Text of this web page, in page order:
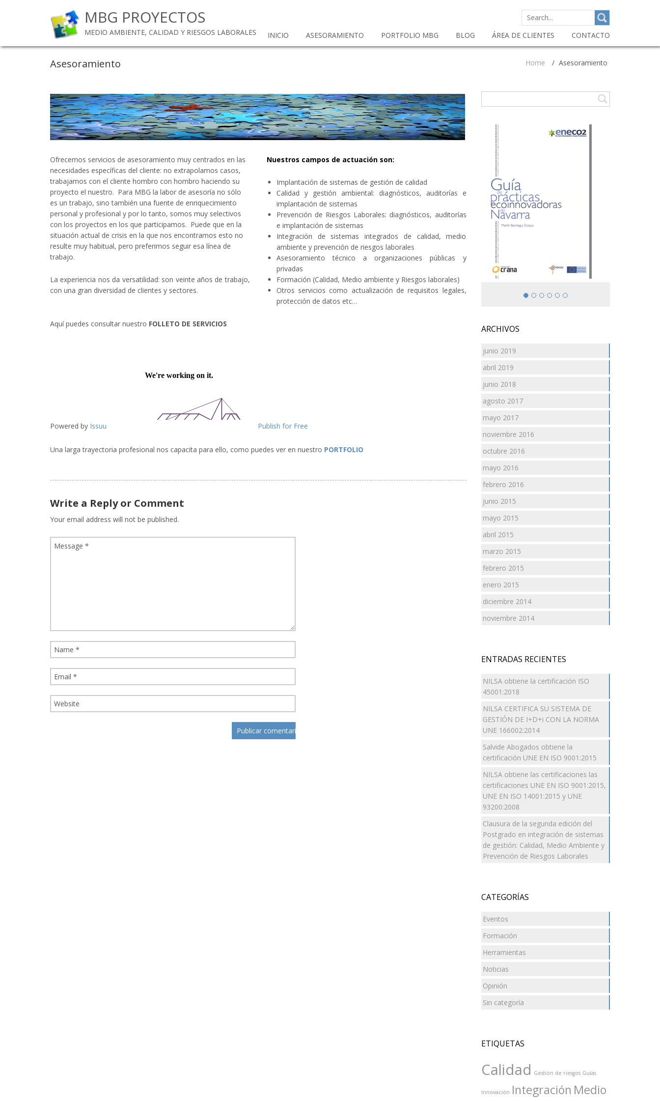
MBG PROYECTOS
MEDIO AMBIENTE, CALIDAD Y RIESGOS LABORALES
SEARCH
FOR:
INICIO
ASESORAMIENTO PORTFOLIO MBG BLOG ÁREA DE CLIENTES CONTACTO
Asesoramiento Home / Asesoramiento
Ofrecemos servicios de asesoramiento muy centrados en las
necesidades específicas del cliente: no extrapolamos casos,
trabajamos con el cliente hombro con hombro haciendo su
proyecto el nuestro. Para MBG la labor de asesoría no sólo
es un trabajo, sino también una fuente de enriquecimiento
personal y profesional y por lo tanto, somos muy selectivos
con los proyectos en los que participamos. Puede que en la
situación actual de crisis en la que nos encontramos esto no
resulte muy habitual, pero preferimos seguir esa línea de
trabajo.
La experiencia nos da versatilidad: son veinte años de trabajo,
con una gran diversidad de clientes y sectores.
Nuestros campos de actuación son:
Implantación de sistemas de gestión de calidad
Calidad y gestión ambiental: diagnósticos, auditorías e
implantación de sistemas
Prevención de Riesgos Laborales: diagnósticos, auditorías
e implantación de sistemas
Integración de sistemas integrados de calidad, medio
ambiente y prevención de riesgos laborales
Asesoramiento técnico a organizaciones públicas y
privadas
Formación (Calidad, Medio ambiente y Riesgos laborales)
Otros servicios como actualización de requisitos legales,
protección de datos etc…
Aquí puedes consultar nuestro FOLLETO DE SERVICIOS
Powered by Issuu Publish for Free
Una larga trayectoria profesional nos capacita para ello, como puedes ver en nuestro PORTFOLIO
Write a Reply or Comment
Your email address will not be published.
ARCHIVOS
junio 2019
abril 2019
junio 2018
agosto 2017
mayo 2017
noviembre 2016
octubre 2016
mayo 2016
febrero 2016
junio 2015
mayo 2015
abril 2015
marzo 2015
febrero 2015
enero 2015
diciembre 2014
noviembre 2014
ENTRADAS RECIENTES
NILSA obtiene la certificación ISO
45001:2018
NILSA CERTIFICA SU SISTEMA DE
GESTIÓN DE I+D+i CON LA NORMA
UNE 166002:2014
Salvide Abogados obtiene la
certificación UNE EN ISO 9001:2015
NILSA obtiene las certificaciones las
certificaciones UNE EN ISO 9001:2015,
UNE EN ISO 14001:2015 y UNE
93200:2008
Clausura de la segunda edición del
Postgrado en integración de sistemas
de gestión: Calidad, Medio Ambiente y
Prevención de Riesgos Laborales
CATEGORÍAS
Eventos
Formación
Herramientas
Noticias
Opinión
Sin categoría
ETIQUETAS
Calidad Gestión de riesgos Guías
Innovación Integración Medio